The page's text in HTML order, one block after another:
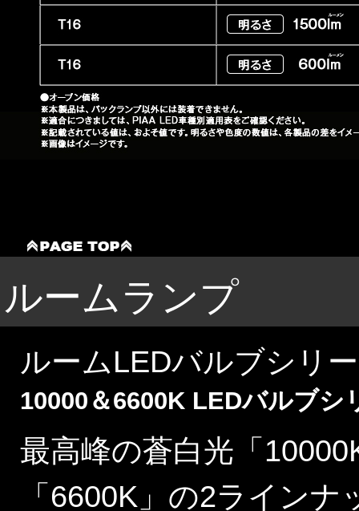
ルームランプ
ルームLEDバルブシリ
10000＆6600K LEDバルブシ
最高峰の蒼白光「
「6600K」の2ラインナ